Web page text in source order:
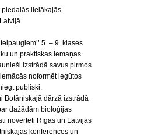
piedalās lielākajās
5. – 9. klases
un praktiskas iemaņas
izstrādā savus pirmos
noformēt iegūtos
publiski.
Botāniskajā dārzā izstrādā
dažādām bioloģijas
novērtēti Rīgas un Latvijas
konferencēs un